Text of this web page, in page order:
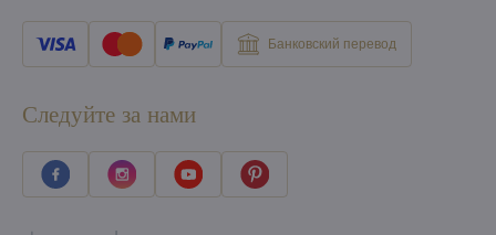
Банковский перевод
Следуйте за нами